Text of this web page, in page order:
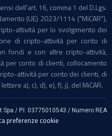
dell'art. 16, comma 1 del D.Lgs.
(UE) 2023/1114 ("MiCAR"),
attività per lo svolgimento dei
di cripto-attività per conto di
fondi e con altre cripto-attività,
per conto di clienti, collocamento
attività per conto dei clienti, di
a), c), d), e), f), j), del MiCAR.
/ P.I. 03775010543 / Numero REA
preferenze cookie